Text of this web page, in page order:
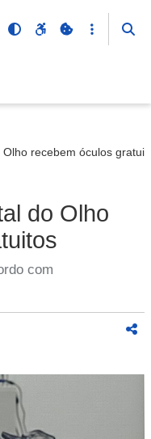
recebem óculos
do Olho
com